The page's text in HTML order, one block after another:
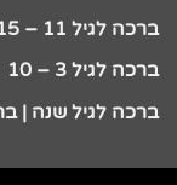
ברכה לגיל 11 – 15
ברכה לגיל 3 – 10
ברכה לגיל שנה |